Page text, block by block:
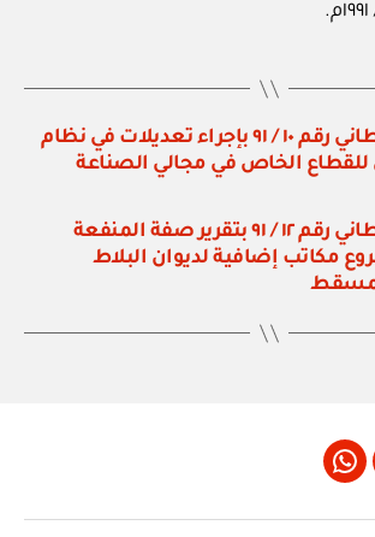
مرسوم سلطاني رقم ١٠ / ٩١ بإجراء تعديلات في نظام
للقطاع الخاص في مجالي الصناعة
مرسوم سلطاني رقم ١٢ / ٩١ بتقرير صفة المنفعة
مكاتب إضافية لديوان البلاط
Whatsapp